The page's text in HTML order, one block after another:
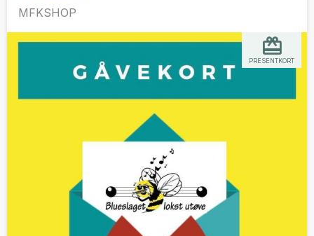
MFKSHOP
PRESENTKORT